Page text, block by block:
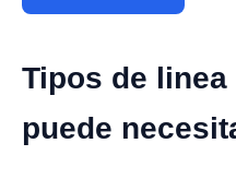
Tipos de
puede